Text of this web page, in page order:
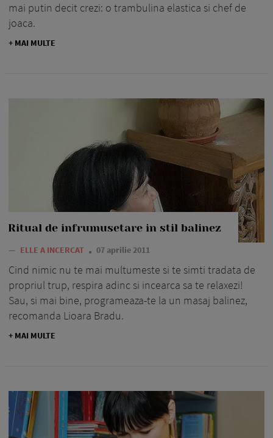
mai putin decit crezi: o trambulina elastica si chef de
joaca.
+ MAI MULTE
Ritual de infrumusetare in stil balinez
— ELLE A INCERCAT 07 aprilie 2011
Cind nimic nu te mai multumeste si te simti tradata de
propriul trup, respira adinc si incearca sa te relaxezi!
Sau, si mai bine, programeaza-te la un masaj balinez,
recomanda Lioara Bradu.
+ MAI MULTE